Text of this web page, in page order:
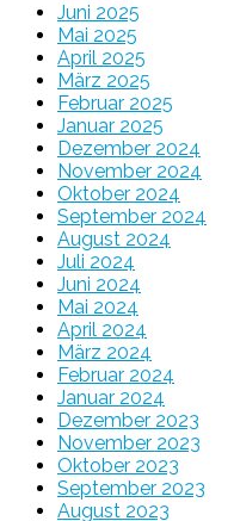
Juni 2025
Mai 2025
April 2025
März 2025
Februar 2025
Januar 2025
Dezember 2024
November 2024
Oktober 2024
September 2024
August 2024
Juli 2024
Juni 2024
Mai 2024
April 2024
März 2024
Februar 2024
Januar 2024
Dezember 2023
November 2023
Oktober 2023
September 2023
August 2023